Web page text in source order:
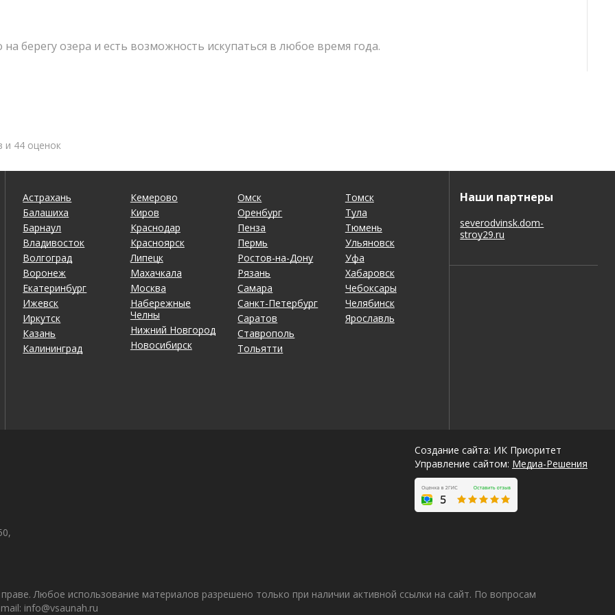
берегу озера и есть возможность искупаться в любое время года.
и 44 оценок
Астрахань
Балашиха
Барнаул
Владивосток
Волгоград
Воронеж
Екатеринбург
Ижевск
Иркутск
Казань
Калининград
Кемерово
Киров
Краснодар
Красноярск
Липецк
Махачкала
Москва
Набережные
Челны
Нижний Новгород
Новосибирск
Омск
Оренбург
Пенза
Пермь
Ростов-на-Дону
Рязань
Самара
Санкт-Петербург
Саратов
Ставрополь
Тольятти
Томск
Тула
Тюмень
Ульяновск
Уфа
Хабаровск
Чебоксары
Челябинск
Ярославль
Наши партнеры
severodvinsk.dom-
stroy29.ru
Создание сайта: ИК Приоритет
Управление сайтом: Медиа-Решения
Любое использование материалов разрешено только при наличии активной ссылки на сайт. По вопросам
info@vsaunah.ru